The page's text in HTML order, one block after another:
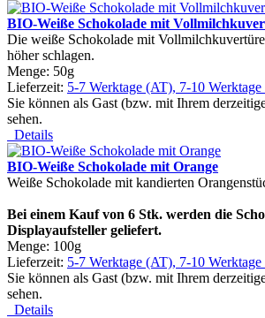
BIO-Weiße Schokolade mit
Die weiße Schokolade mit
höher schlagen.
Menge: 50g
Lieferzeit: 5-7 Werktage (AT), 7-10
Sie können als Gast (bzw. mit Ihrem
sehen.
Details
BIO-Weiße Schokolade mit Orange
Weiße Schokolade mit kandierten
Bei einem Kauf von 6 Stk. werden die
Displayaufsteller geliefert.
Menge: 100g
Lieferzeit: 5-7 Werktage (AT), 7-10
Sie können als Gast (bzw. mit Ihrem
sehen.
Details